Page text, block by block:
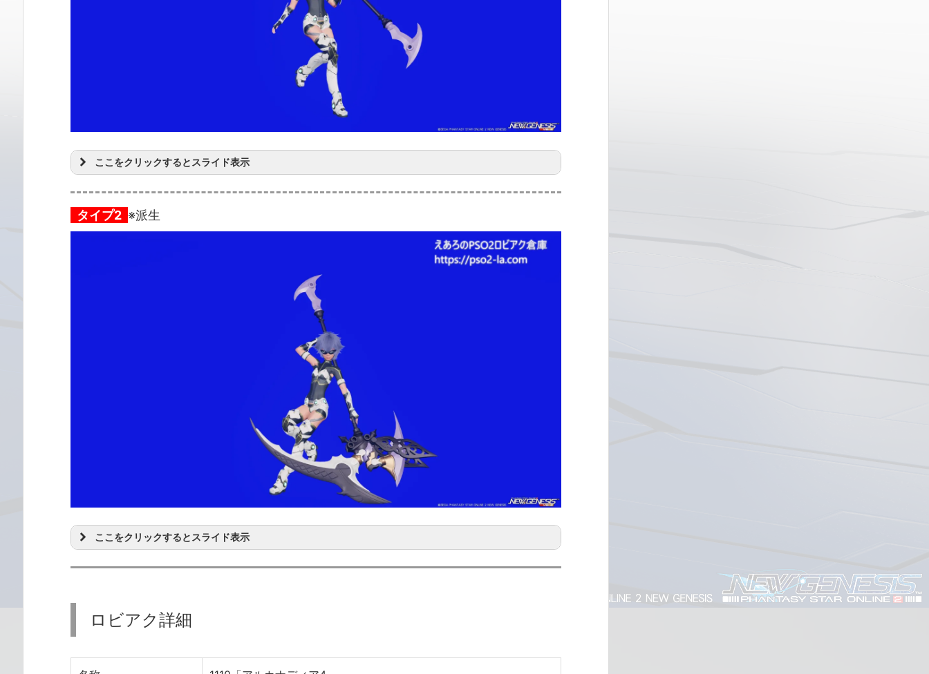
ここをクリックするとスライド表示
タイプ2 ※派生
ここをクリックするとスライド表示
ロビアク詳細